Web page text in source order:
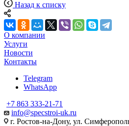
Назад к списку
О компании
Услуги
Новости
Контакты
Telegram
WhatsApp
+7 863 333-21-71
info@specstroi-uk.ru
г. Ростов-на-Дону, ул.